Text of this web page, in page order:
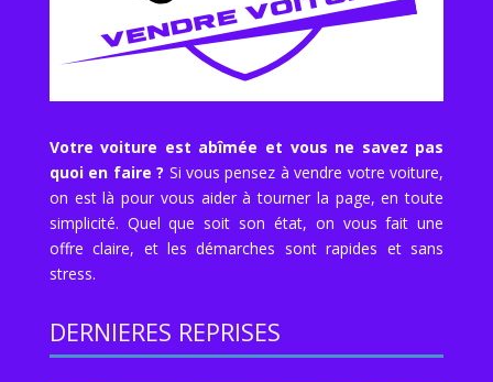
Votre voiture est abîmée et vous ne savez pas
quoi en faire ? Si vous pensez à vendre votre voiture,
on est là pour vous aider à tourner la page, en toute
simplicité. Quel que soit son état, on vous fait une
offre claire, et les démarches sont rapides et sans
stress.
DERNIERES REPRISES